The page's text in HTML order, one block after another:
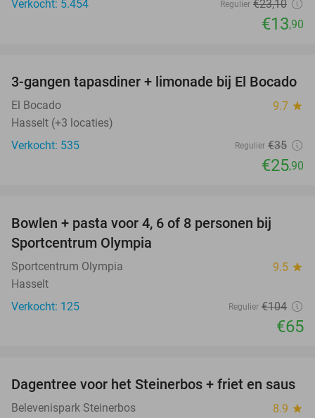
Verkocht: 5.454 Regulier €23,10
€13,90
26%
3-gangen tapasdiner + limonade bij El Bocado
El Bocado 9.7 star
Hasselt (+3 locaties)
Verkocht: 535
Regulier €35
€25,90
Bowlen + pasta voor 4, 6 of 8 personen bij
Sportcentrum Olympia
Sportcentrum Olympia 9.5 star
Hasselt
Verkocht: 125
Regulier €104
€65
37%
Dagentree voor het Steinerbos + friet en saus
Belevenispark Steinerbos 8.9 star